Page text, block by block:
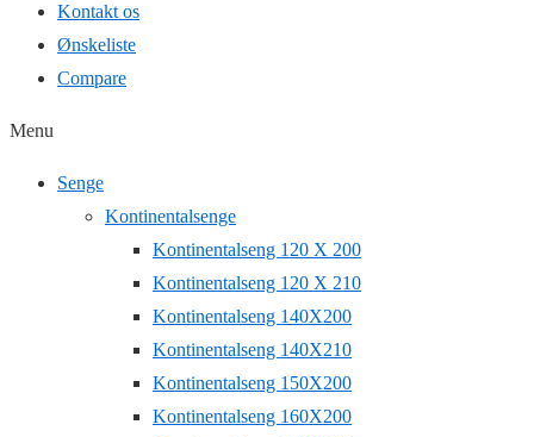
Kontakt os
Ønskeliste
Compare
Menu
Senge
Kontinentalsenge
Kontinentalseng 120 X 200
Kontinentalseng 120 X 210
Kontinentalseng 140X200
Kontinentalseng 140X210
Kontinentalseng 150X200
Kontinentalseng 160X200